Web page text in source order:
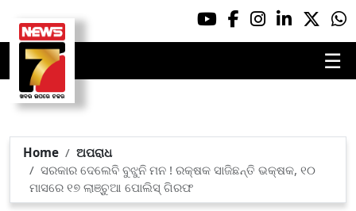
☰
Home
ଅପରାଧ
ସରକାର ଦେଲେବି ବୁଝୁନି ମନ ! ରକ୍ଷକ ସାଜିଛନ୍ତି ଭକ୍ଷକ, ୧୦
ମାସରେ ୧୭ ଲାଞ୍ଚୁଆ ପୋଲିସ୍ ଗିରଫ